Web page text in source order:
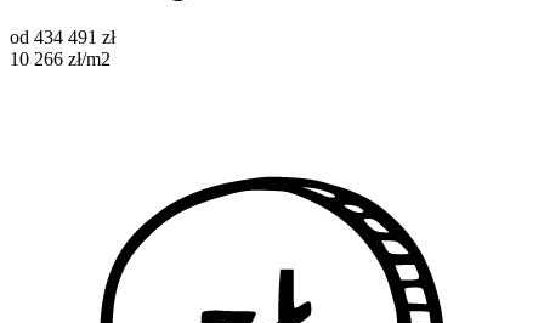
od 434 491 zł
10 266 zł/m2